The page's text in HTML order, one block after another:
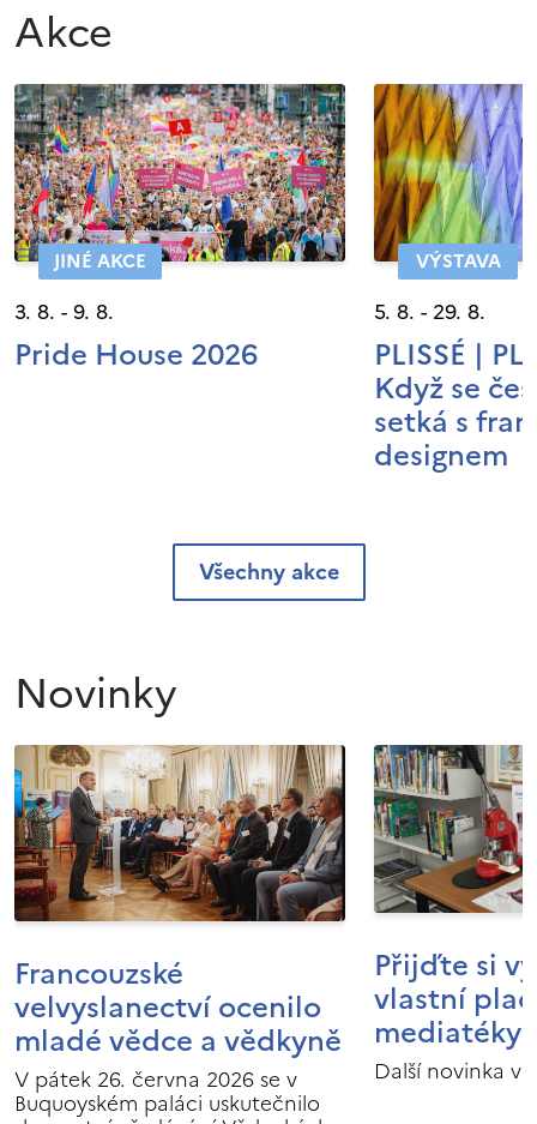
Akce
JINÉ AKCE
3. 8. - 9. 8.
Pride House 2026
VÝSTAVA
5. 8. - 29. 8.
PLISSÉ |
Když se
setká s
designem
Všechny akce
Novinky
Francouzské
velvyslanectví ocenilo
mladé vědce a vědkyně
V pátek 26. června 2026 se v
Buquoyském paláci uskutečnilo
Přijďte si
vlastní
mediatéky
Další novinka v